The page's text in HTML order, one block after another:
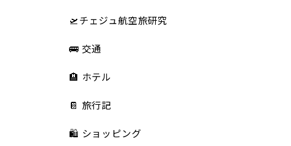
🛫チェジュ航空旅研究
🚌 交通
🏨 ホテル
📔 旅行記
🛍️ ショッピング